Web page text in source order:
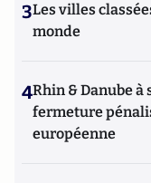
3Les villes
monde
4Rhin & Danube à
fermeture
européenne